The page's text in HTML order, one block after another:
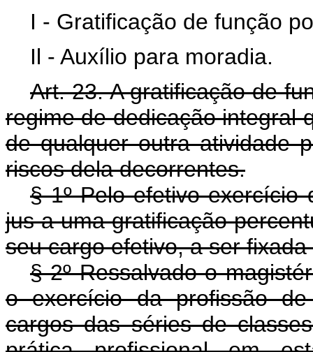
I - Gratificação de função
Il - Auxílio para moradia.
Art. 23. A gratificação de
regime de dedicação integral
de qualquer outra atividade
riscos dela decorrentes.
§ 1º Pelo efetivo exercício
jus a uma gratificação
seu cargo efetivo, a ser
§ 2º Ressalvado o
o exercício da profissão
cargos das séries de